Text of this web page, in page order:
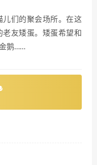
们的聚会场所。在这
友矮蛋。矮蛋希望和
鹅……